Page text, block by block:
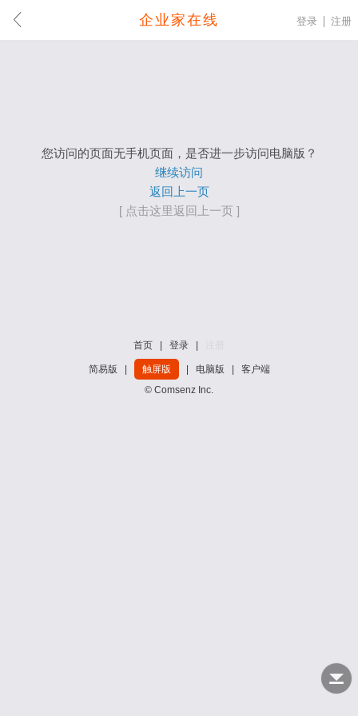
企业家在线 登录 注册
您访问的页面无手机页面，是否进一步访问电脑版？
继续访问
返回上一页
[ 点击这里返回上一页 ]
首页 登录
简易版 触屏版 电脑版
客户端
© Comsenz Inc.